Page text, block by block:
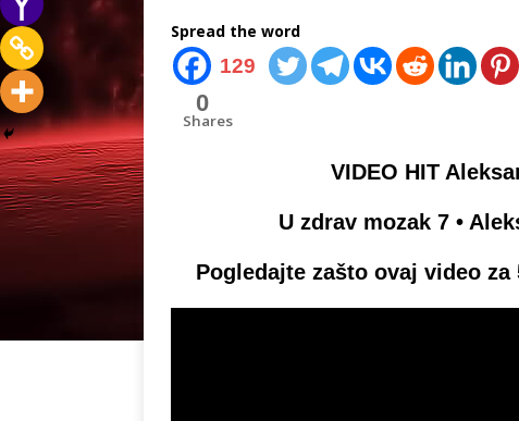
Spread the word
129
0
Shares
VIDEO HIT
U zdrav mozak 7 •
Pogledajte zašto ovaj video za